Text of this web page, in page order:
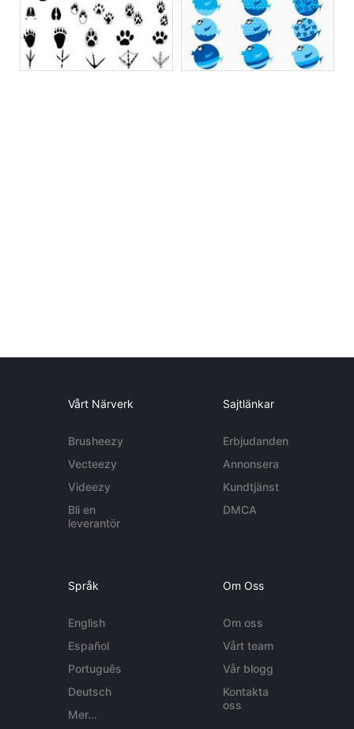
Vårt Närverk
Brusheezy
Vecteezy
Videezy
Bli en
leverantör
Sajtlänkar
Erbjudanden
Annonsera
Kundtjänst
DMCA
Språk
English
Español
Português
Deutsch
Mer...
Om Oss
Om oss
Vårt team
Vår blogg
Kontakta
oss